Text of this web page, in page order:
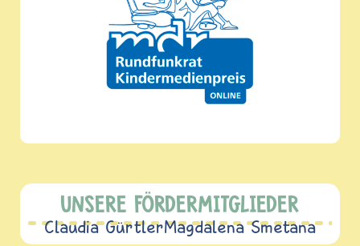
UNSERE FÖRDERMITGLIEDER
Claudia GürtlerMagdalena Smetana